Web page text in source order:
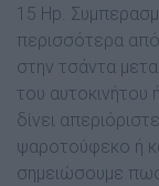
15 Hp.
περισσότερα
στην τσάντα
του αυτοκινήτου
δίνει
ψαροτούφεκο ή
σηµειώσουµε